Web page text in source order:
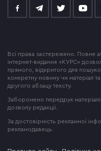
Всі права застережено. Повне
інтернет-видання «КУРС»
прямого, відкритого для
конкретну новину чи матеріал
другого абзацу тексту.
Заборонено передрук
дозволу редакції.
За достовірність рекламної
рекламодавець.